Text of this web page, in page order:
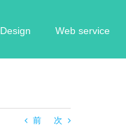
Design Web service
前 次